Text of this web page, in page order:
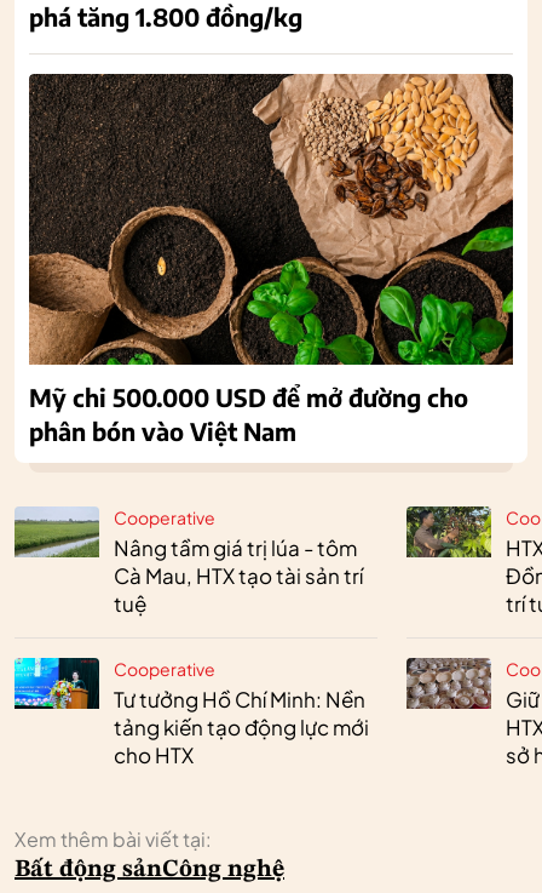
Cooperative
Nâng tầm giá trị lúa - tôm
Cà Mau, HTX tạo tài sản trí
tuệ
Cooperative
Tư tưởng Hồ Chí Minh: Nền
tảng kiến tạo động lực mới
cho HTX
trí
sở
Xem thêm bài viết tại:
Bất động sảnCông nghệ
phá tăng 1.800 đồng/kg
Mỹ chi 500.000 USD để mở đường cho
phân bón vào Việt Nam